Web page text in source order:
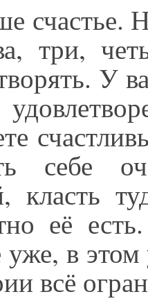
счастье.
три,
У
себе
класть
её
уже, в
всё